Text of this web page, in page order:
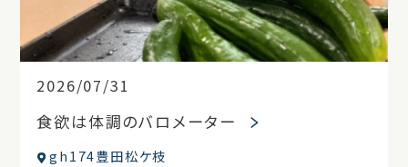
2026/07/31
食欲は体調のバロメーター
gh174豊田松ケ枝